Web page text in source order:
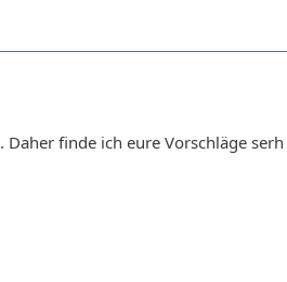
finde ich eure Vorschläge